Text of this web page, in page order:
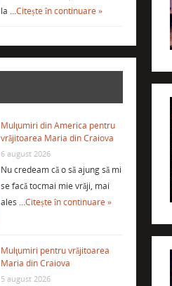
la …Citește în continuare »
Mulţumiri din America pentru
vrăjitoarea Maria din Craiova
6 august 2026
Nu credeam că o să ajung să mi
se facă tocmai mie vrăji, mai
ales …Citește în continuare »
Mulţumiri pentru vrăjitoarea
Maria din Craiova
5 august 2026